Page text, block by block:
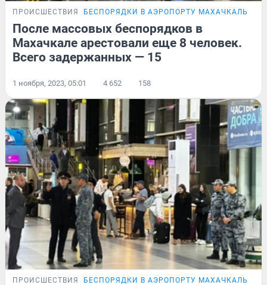
ПРОИСШЕСТВИЯ БЕСПОРЯДКИ В АЭРОПОРТУ МАХАЧКАЛЫ
После массовых беспорядков в
Махачкале арестовали еще 8 человек.
Всего задержанных — 15
1 ноября, 2023, 05:01 4 652 158
ПРОИСШЕСТВИЯ БЕСПОРЯДКИ В АЭРОПОРТУ МАХАЧКАЛЫ